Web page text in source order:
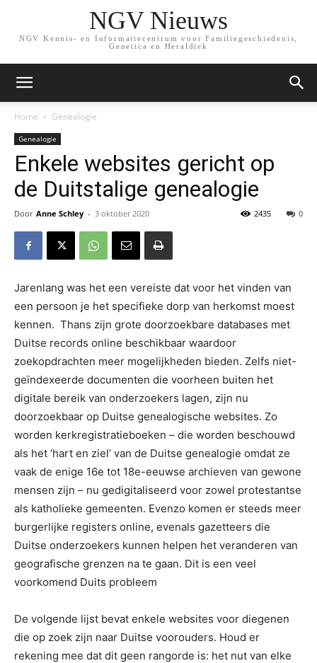
NGV Nieuws
NGV Kennis- en Informatiecentrum voor Familiegeschiedenis,
Genetica en Heraldiek
Home Genealogie
Genealogie
Enkele websites gericht op
de Duitstalige genealogie
Door Anne Schley - 3 oktober 2020 0
2435
Jarenlang was het een vereiste dat voor het vinden van
een persoon je het specifieke dorp van herkomst moest
kennen. Thans zijn grote doorzoekbare databases met
Duitse records online beschikbaar waardoor
zoekopdrachten meer mogelijkheden bieden. Zelfs niet-
geïndexeerde documenten die voorheen buiten het
digitale bereik van onderzoekers lagen, zijn nu
doorzoekbaar op Duitse genealogische websites. Zo
worden kerkregistratieboeken – die worden beschouwd
als het ‘hart en ziel’ van de Duitse genealogie omdat ze
vaak de enige 16e tot 18e-eeuwse archieven van gewone
mensen zijn – nu gedigitaliseerd voor zowel protestantse
als katholieke gemeenten. Evenzo komen er steeds meer
burgerlijke registers online, evenals gazetteers die
Duitse onderzoekers kunnen helpen het veranderen van
geografische grenzen na te gaan. Dit is een veel
voorkomend Duits probleem
De volgende lijst bevat enkele websites voor diegenen
die op zoek zijn naar Duitse voorouders. Houd er
rekening mee dat dit geen rangorde is: het nut van elke